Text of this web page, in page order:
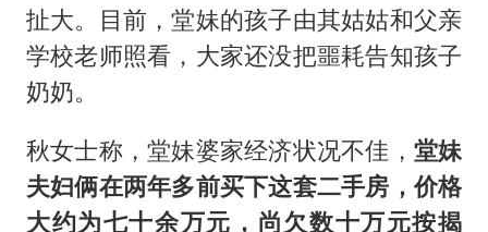
扯大。目前，堂妹的孩子由其姑姑和父亲
学校老师照看，大家还没把噩耗告知孩子
奶奶。
秋女士称，堂妹婆家经济状况不佳， 堂妹
夫妇俩在两年多前买下这套二手房，价格
大约为七十余万元，尚欠数十万元按揭